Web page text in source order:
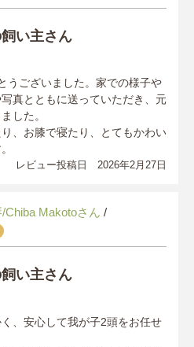
い主さん
うございました。家での様子や
真とともに送っていただき、元
した。
、お膝で寝たり、とてもかわい
レビュー投稿日 2026年2月27日
Makotoさん /
い主さん
、安心して我が子2頭をお任せ